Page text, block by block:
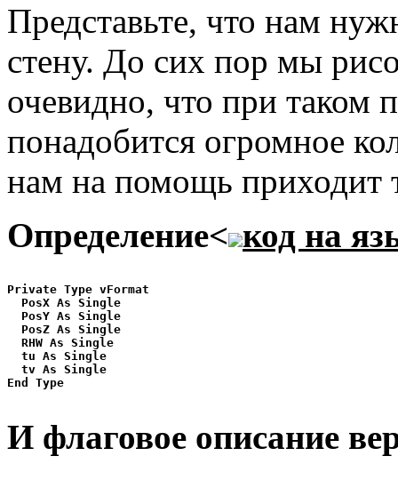
Представьте, что нам
стену. До сих пор мы
очевидно, что при таком
понадобится огромное
нам на помощь приходит
Определение< код на
Private Type vFormat
PosX As Single
PosY As Single
PosZ As Single
RHW As Single
tu As Single
tv As Single
End Type
И флаговое описание